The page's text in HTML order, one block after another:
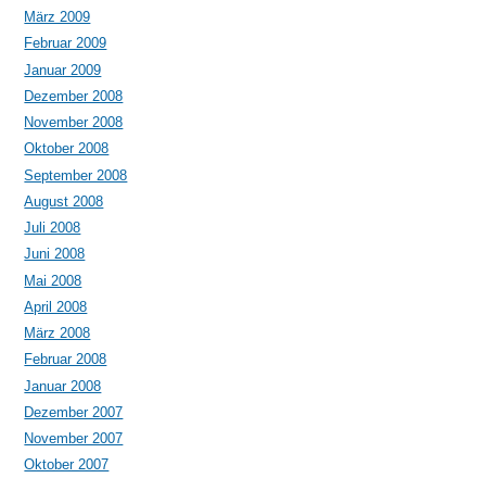
März 2009
Februar 2009
Januar 2009
Dezember 2008
November 2008
Oktober 2008
September 2008
August 2008
Juli 2008
Juni 2008
Mai 2008
April 2008
März 2008
Februar 2008
Januar 2008
Dezember 2007
November 2007
Oktober 2007